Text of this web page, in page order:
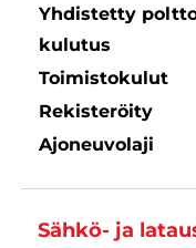
Yhdistetty
kulutus
Toimistokulut
Rekisteröity
Ajoneuvolaji
Sähkö- ja